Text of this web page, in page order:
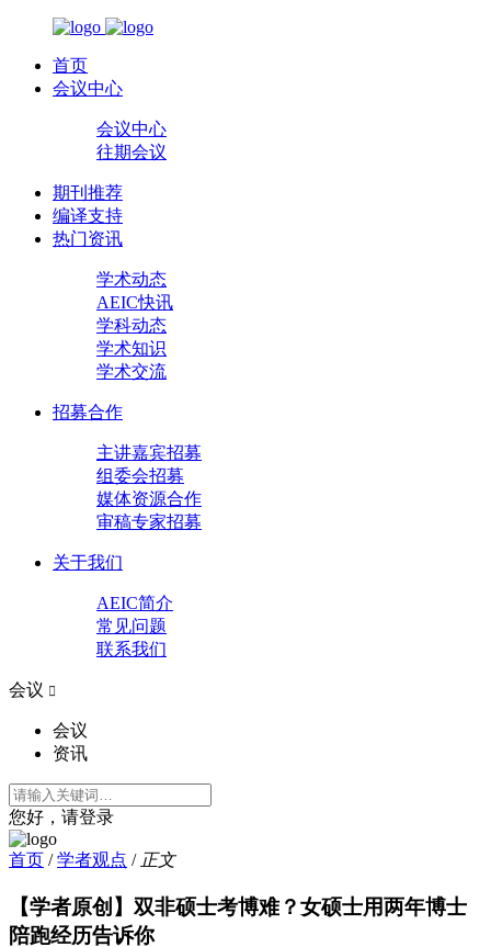
首页
会议中心
会议中心
往期会议
期刊推荐
编译支持
热门资讯
学术动态
AEIC快讯
学科动态
学术知识
学术交流
招募合作
主讲嘉宾招募
组委会招募
媒体资源合作
审稿专家招募
关于我们
AEIC简介
常见问题
联系我们
会议 
会议
资讯
您好，请登录
首页 / 学者观点 / 正文
【学者原创】双非硕士考博难？女硕士用两年博士
陪跑经历告诉你